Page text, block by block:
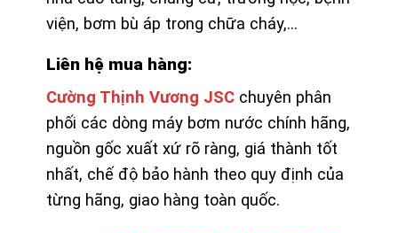
viện, bơm bù áp trong chữa cháy,…
Liên hệ mua hàng:
Cường Thịnh Vương JSCchuyên phân
phối các dòng máy bơm nước chính hãng,
nguồn gốc xuất xứ rõ ràng, giá thành tốt
nhất, chế độ bảo hành theo quy định của
từng hãng, giao hàng toàn quốc.